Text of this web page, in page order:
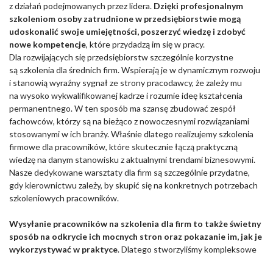
z działań podejmowanych przez lidera. Dzięki profesjonalnym
szkoleniom osoby zatrudnione w przedsiębiorstwie mogą
udoskonalić swoje umiejętności, poszerzyć wiedzę i zdobyć
nowe kompetencje, które przydadzą im się w pracy.
Dla rozwijających się przedsiębiorstw szczególnie korzystne
są szkolenia dla średnich firm. Wspierają je w dynamicznym rozwoju
i stanowią wyraźny sygnał ze strony pracodawcy, że zależy mu
na wysoko wykwalifikowanej kadrze i rozumie ideę kształcenia
permanentnego. W ten sposób ma szansę zbudować zespół
fachowców, którzy są na bieżąco z nowoczesnymi rozwiązaniami
stosowanymi w ich branży. Właśnie dlatego realizujemy szkolenia
firmowe dla pracowników, które skutecznie łączą praktyczną
wiedzę na danym stanowisku z aktualnymi trendami biznesowymi.
Nasze dedykowane warsztaty dla firm są szczególnie przydatne,
gdy kierownictwu zależy, by skupić się na konkretnych potrzebach
szkoleniowych pracowników.
Wysyłanie pracowników na szkolenia dla firm to także świetny
sposób na odkrycie ich mocnych stron oraz pokazanie im, jak je
wykorzystywać w praktyce. Dlatego stworzyliśmy kompleksowe